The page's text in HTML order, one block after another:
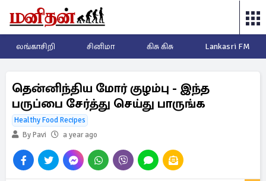
லங்காசிறி சினிமா கிசு கிசு Lankasri FM
தென்னிந்திய மோர் குழம்பு - இந்த
பருப்பை சேர்த்து செய்து பாருங்க
Healthy Food Recipes
By Pavi
a year ago